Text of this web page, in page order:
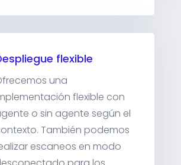
flexible
una
flexible con
o sin agente según el
También podemos
escaneos en modo